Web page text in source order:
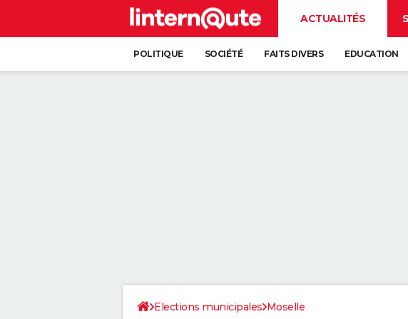
ACTUALITÉS
POLITIQUE SOCIÉTÉ FAITS DIVERS EDUCATION
Elections municipales Moselle